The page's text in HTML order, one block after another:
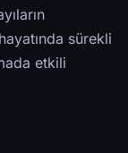
sürekli
etkili